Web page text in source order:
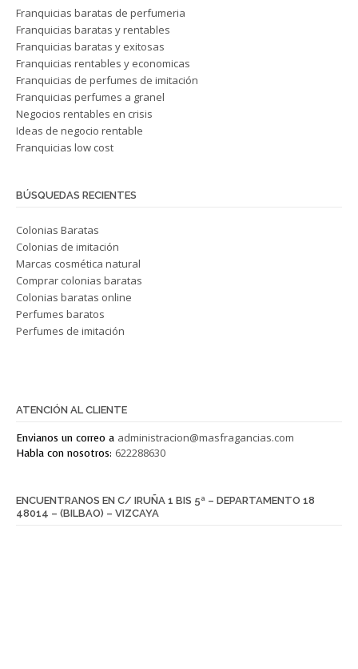
Franquicias baratas de perfumeria
Franquicias baratas y rentables
Franquicias baratas y exitosas
Franquicias rentables y economicas
Franquicias de perfumes de imitación
Franquicias perfumes a granel
Negocios rentables en crisis
Ideas de negocio rentable
Franquicias low cost
BÚSQUEDAS RECIENTES
Colonias Baratas
Colonias de imitación
Marcas cosmética natural
Comprar colonias baratas
Colonias baratas online
Perfumes baratos
Perfumes de imitación
ATENCIÓN AL CLIENTE
Envianos un correo a administracion@masfragancias.com
Habla con nosotros: 622288630
ENCUENTRANOS EN C/ IRUÑA 1 BIS 5ª – DEPARTAMENTO 18
48014 – (BILBAO) – VIZCAYA